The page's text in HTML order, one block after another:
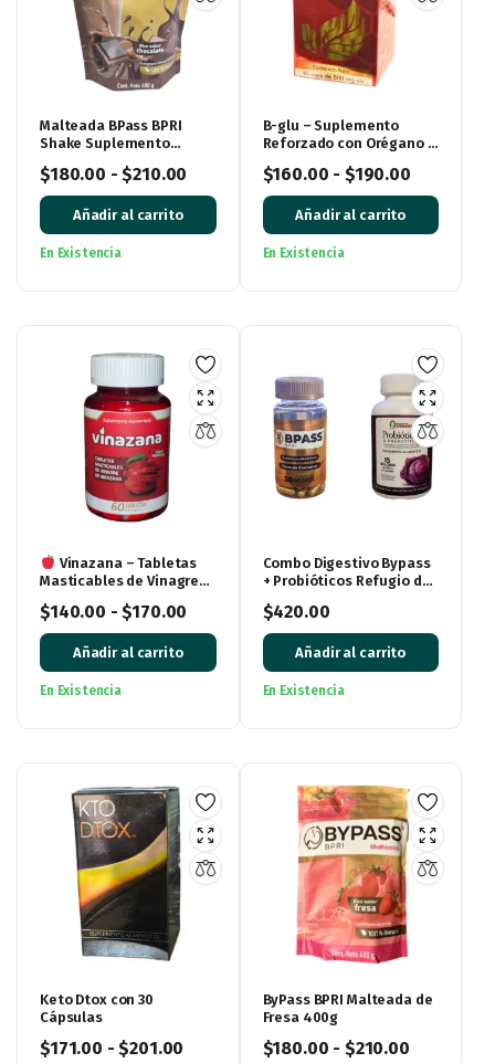
Malteada BPass BPRI
Shake Suplemento
Chocolate
$180.00 -$210.00
Añadir al carrito
En Existencia
B-glu – Suplemento
Reforzado con Orégano y
Cápsulas
$160.00 - $190.00
Añadir al carrito
En Existencia
Vinazana – Tabletas
Masticables de Vinagre
$140.00 - $170.00
Añadir al carrito
En Existencia
Combo Digestivo Bypass
+ Probióticos Refugio del
$420.00
Añadir al carrito
En Existencia
Keto Dtox con 30
Cápsulas
$171.00 -$201.00
ByPass BPRI Malteada de
Fresa 400g
$180.00 - $210.00